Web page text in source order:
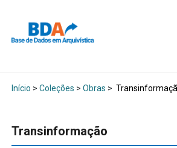
Início > Coleções > Obras >
Transinformação